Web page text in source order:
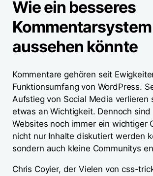
Wie ein besseres
Kommentarsystem
aussehen könnte
Kommentare gehören seit
Funktionsumfang von WordPress.
Aufstieg von Social Media verlieren
etwas an Wichtigkeit. Dennoch
Websites noch immer ein wichtiger
nicht nur Inhalte diskutiert werden
sondern auch kleine Communitys
Chris Coyier, der Vielen von css-